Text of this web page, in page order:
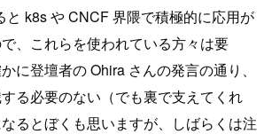
と k8s や CNCF 界隈で積極的に応用が
、これらを使われている方々は要
に登壇者の Ohira さんの発言の通り、
る必要のない（でも裏で支えてくれ
るとぼくも思いますが、しばらくは注